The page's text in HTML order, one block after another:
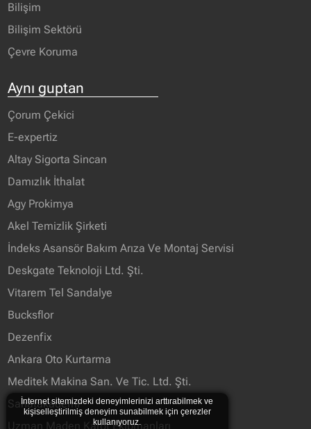
Bilişim
Bilişim Sektörü
Çevre Koruma
Aynı guptan
Çorum Çekici
E-expertiz
Altay Sigorta Sincan
Damızlık İthalat
Agy Prokimya
Akel Temizlik Şirketi
İndeks Asansör Bakım Arıza Ve Montaj Servisi
Deskgate Teknoloji Ltd. Şti.
Vitarem Tel Sandalye
Bucksflor
Dezenfix
Ankara Oto Kurtarma
Meditek Makina San. Ve Tic. Ltd. Şti.
Sanatakademi
Uzman Maden Karot Ekipmanları
İnternet sitemizdeki deneyimlerinizi arttırabilmek ve
kişiselleştirilmiş deneyim sunabilmek için çerezler
kullanıyoruz.